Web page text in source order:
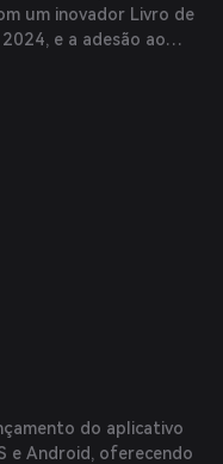
um inovador Livro de
e a adesão ao
de 2024 para
do aplicativo
e Android, oferecendo